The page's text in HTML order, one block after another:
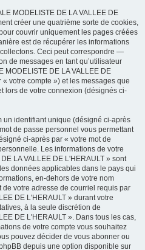
MODELISTE DE LA VALLEE DE
créer une quatrième sorte de cookies,
couvrir uniquement les pages créées
est de récupérer les informations
Ceci peut correspondre —
de messages en tant qu’utilisateur
MODELISTE DE LA VALLEE DE
votre compte ») et les messages que
lors de votre connexion (désignés ci-
un identifiant unique (désigné ci-après
de passe personnel vous permettant
ci-après par « votre mot de
Les informations de votre
LA VALLEE DE L'HERAULT » sont
données applicables dans le pays qui
en-dehors de votre nom
de votre adresse de courriel requis par
DE L'HERAULT » durant votre
à la seule discrétion de
DE L'HERAULT ». Dans tous les cas,
de votre compte vous souhaitez
pouvez décider de vous abonner ou
depuis une option disponible sur